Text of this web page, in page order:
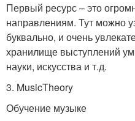
Первый ресурс – это
направлениям. Тут можно
буквально, и очень
хранилище выступлений
науки, искусства и т.д.
3. MusicTheory
Обучение музыке